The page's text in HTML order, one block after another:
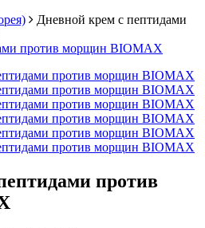
Дневной крем с пептидами
против